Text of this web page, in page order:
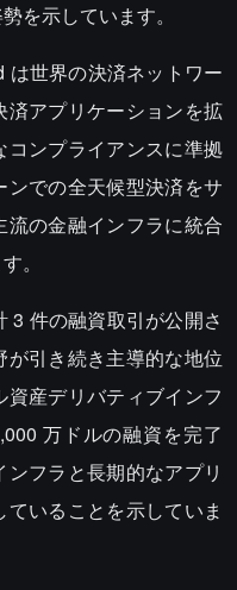
を示しています。
は世界の決済ネットワー
済アプリケーションを拡
ンプライアンスに準拠
ンでの全天候型決済をサ
の金融インフラに統合
。
3 件の融資取引が公開さ
引き続き主導的な地位
産デリバティブインフ
万ドルの融資を完了
フラと長期的なアプリ
いることを示していま